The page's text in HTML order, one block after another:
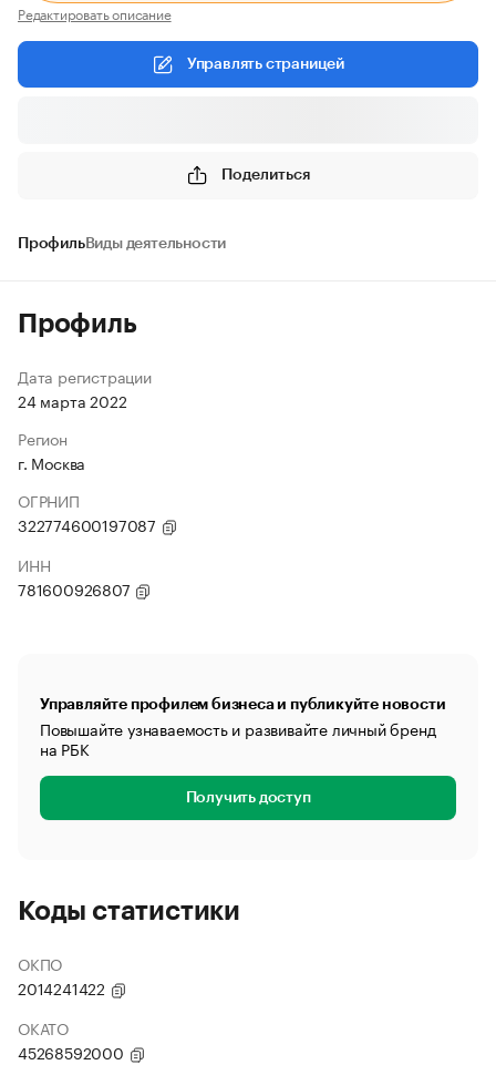
Редактировать описание
Управлять страницей
Поделиться
ПрофильВиды деятельности
Профиль
Дата регистрации
24 марта 2022
Регион
г. Москва
ОГРНИП
322774600197087
ИНН
781600926807
Управляйте профилем бизнеса и публикуйте новости
Повышайте узнаваемость и развивайте личный бренд
на РБК
Получить доступ
Коды статистики
ОКПО
2014241422
ОКАТО
45268592000